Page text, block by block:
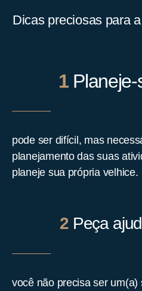
Dicas preciosas para
1 Planeje-
pode ser difícil, mas
planejamento das suas
planeje sua própria velhice.
2 Peça
você não precisa ser um(a)